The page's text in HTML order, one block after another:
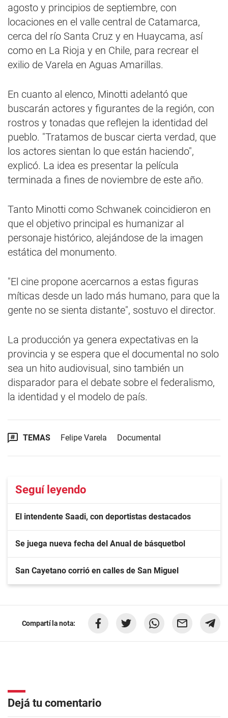
agosto y principios de septiembre, con
locaciones en el valle central de Catamarca,
cerca del río Santa Cruz y en Huaycama, así
como en La Rioja y en Chile, para recrear el
exilio de Varela en Aguas Amarillas.
En cuanto al elenco, Minotti adelantó que
buscarán actores y figurantes de la región, con
rostros y tonadas que reflejen la identidad del
pueblo. "Tratamos de buscar cierta verdad, que
los actores sientan lo que están haciendo",
explicó. La idea es presentar la película
terminada a fines de noviembre de este año.
Tanto Minotti como Schwanek coincidieron en
que el objetivo principal es humanizar al
personaje histórico, alejándose de la imagen
estática del monumento.
"El cine propone acercarnos a estas figuras
míticas desde un lado más humano, para que la
gente no se sienta distante", sostuvo el director.
La producción ya genera expectativas en la
provincia y se espera que el documental no solo
sea un hito audiovisual, sino también un
disparador para el debate sobre el federalismo,
la identidad y el modelo de país.
TEMAS Felipe Varela Documental
Seguí leyendo
El intendente Saadi, con deportistas destacados
Se juega nueva fecha del Anual de básquetbol
San Cayetano corrió en calles de San Miguel
Compartí la nota:
Dejá tu comentario